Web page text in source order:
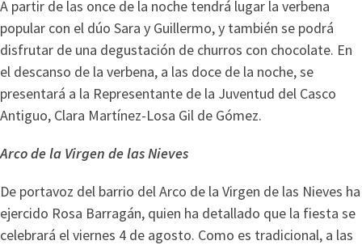
A partir de las once de la noche tendrá lugar la verbena
popular con el dúo Sara y Guillermo, y también se podrá
disfrutar de una degustación de churros con chocolate. En
el descanso de la verbena, a las doce de la noche, se
presentará a la Representante de la Juventud del Casco
Antiguo, Clara Martínez-Losa Gil de Gómez.
Arco de la Virgen de las Nieves
De portavoz del barrio del Arco de la Virgen de las Nieves ha
ejercido Rosa Barragán, quien ha detallado que la fiesta se
celebrará el viernes 4 de agosto. Como es tradicional, a las